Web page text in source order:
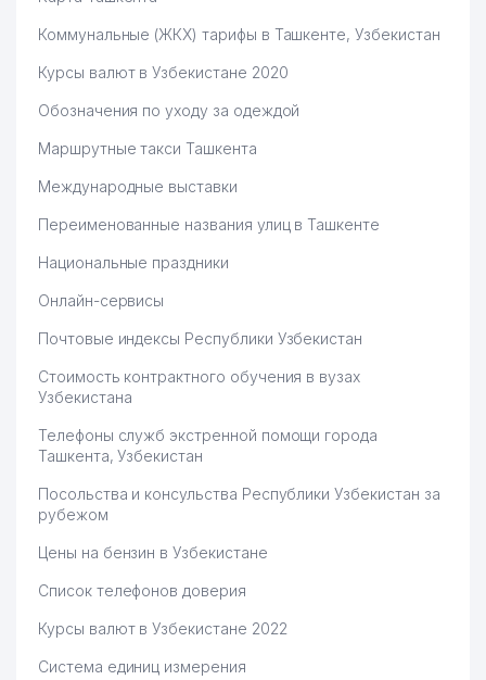
Коммунальные (ЖКХ) тарифы в Ташкенте, Узбекистан
Курсы валют в Узбекистане 2020
Обозначения по уходу за одеждой
Маршрутные такси Ташкента
Международные выставки
Переименованные названия улиц в Ташкенте
Национальные праздники
Онлайн-сервисы
Почтовые индексы Республики Узбекистан
Стоимость контрактного обучения в вузах
Узбекистана
Телефоны служб экстренной помощи города
Ташкента, Узбекистан
Посольства и консульства Республики Узбекистан за
рубежом
Цены на бензин в Узбекистане
Список телефонов доверия
Курсы валют в Узбекистане 2022
Система единиц измерения